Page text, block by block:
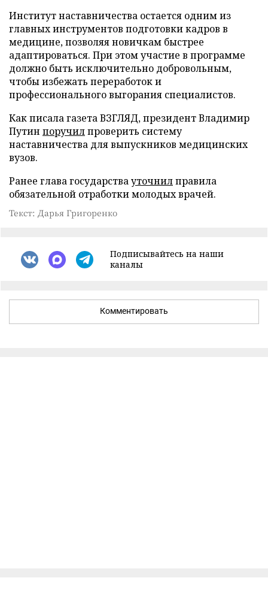
Институт наставничества остается одним из
главных инструментов подготовки кадров в
медицине, позволяя новичкам быстрее
адаптироваться. При этом участие в программе
должно быть исключительно добровольным,
чтобы избежать переработок и
профессионального выгорания специалистов.
Как писала газета ВЗГЛЯД, президент Владимир
Путин поручилпроверить систему
наставничества для выпускников медицинских
вузов.
Ранее глава государствауточнилправила
обязательной отработки молодых врачей.
Текст: Дарья Григоренко
Подписывайтесь на наши
каналы
Комментировать